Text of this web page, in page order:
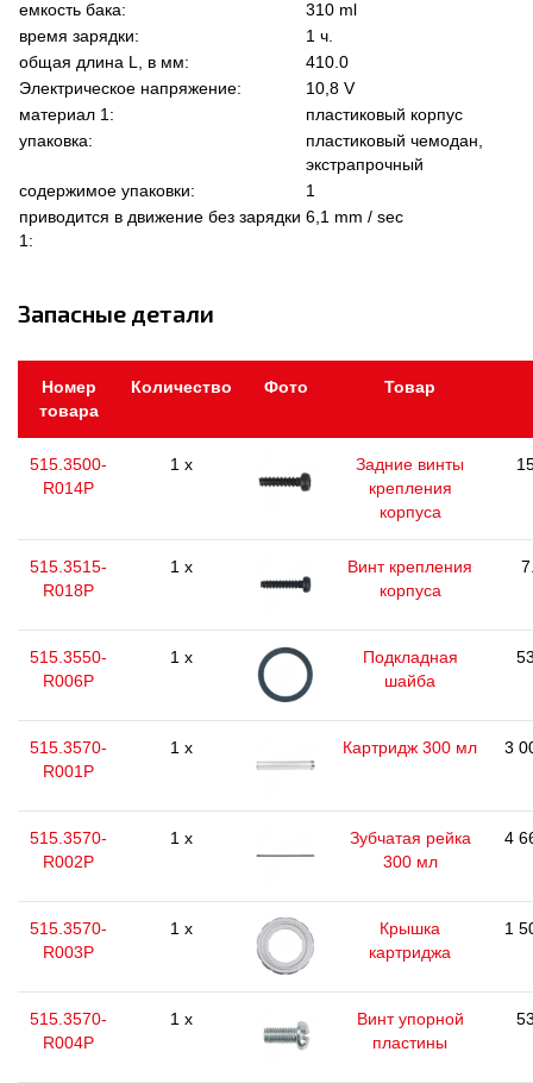
емкость бака:
310 ml
время зарядки:
1 ч.
общая длина L, в мм:
410.0
Электрическое напряжение:
10,8 V
материал 1:
пластиковый корпус
упаковка:
пластиковый чемодан,
экстрапрочный
содержимое упаковки:
1
приводится в движение без зарядки
1:
6,1 mm / sec
Запасные детали
Номер
товара
Количество Фото Товар
515.3500-
R014P
1 x
Задние винты
крепления
корпуса
515.3515-
R018P
1 x
Винт крепления
корпуса
515.3550-
R006P
1 x
Подкладная
шайба
515.3570-
R001P
1 x Картридж 300 мл 3
515.3570-
R002P
1 x
Зубчатая рейка
300 мл
4
515.3570-
R003P
1 x
Крышка
картриджа
1
515.3570-
R004P
1 x
Винт упорной
пластины